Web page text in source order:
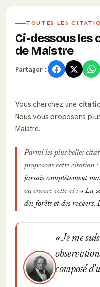
TOUTES LES
Ci-dessous les
de Maistre
Partager :
Vous cherchez une
Nous vous proposons
Maistre.
Parmi les plus belles
proposons cette citation :
jamais complètement
ou encore celle-ci :
La
des forêts et des
Je me
composé